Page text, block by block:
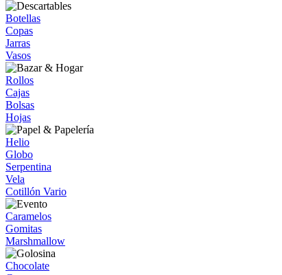
Botellas
Copas
Jarras
Vasos
Rollos
Cajas
Bolsas
Hojas
Helio
Globo
Serpentina
Vela
Cotillón Vario
Caramelos
Gomitas
Marshmallow
Chocolate